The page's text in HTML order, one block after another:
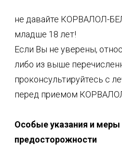
не давайте КОРВАЛОЛ-
младше 18 лет!
Если Вы не уверены,
либо из выше
проконсультируйтесь с
перед приемом
Особые указания и меры
предосторожности